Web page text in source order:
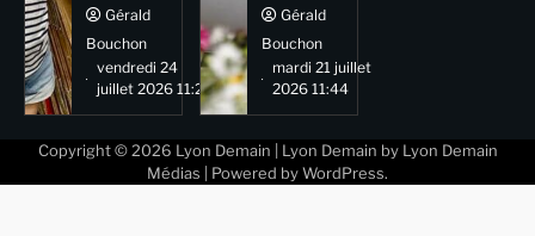
Gérald
Bouchon
vendredi 24
juillet 2026 11:29
Gérald
Bouchon
mardi 21 juillet
2026 11:44
Copyright © 2026 Lyon Demain | Lyon Demain by Lyon Demain
Médias | Powered by WordPress.